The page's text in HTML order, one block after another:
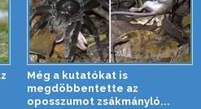
Még a kutatókat is
megdöbbentette az
oposszumot zsákmányló...